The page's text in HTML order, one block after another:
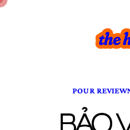
the
POUR REVIEW